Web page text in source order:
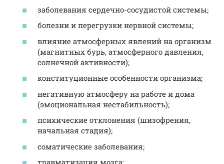
заболевания сердечно-сосудистой системы;
болезни и перегрузки нервной системы;
влияние атмосферных явлений на организм
(магнитных бурь, атмосферного давления,
солнечной активности);
конституционные особенности организма;
негативную атмосферу на работе и дома
(эмоциональная нестабильность);
психические отклонения (шизофрения,
начальная стадия);
соматические заболевания;